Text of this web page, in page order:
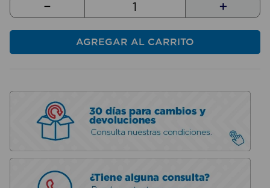
＋
－
AGREGAR AL CARRITO